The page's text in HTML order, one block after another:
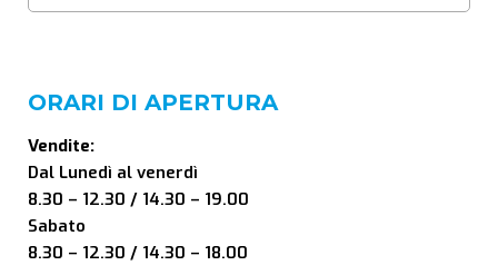
ORARI DI APERTURA
Vendite:
Dal Lunedì al venerdì
8.30 – 12.30 / 14.30 – 19.00
Sabato
8.30 – 12.30 / 14.30 – 18.00